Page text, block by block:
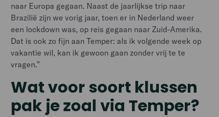
naar Europa gegaan. Naast de jaarlijkse trip naar
Brazilië zijn we vorig jaar, toen er in Nederland weer
een lockdown was, op reis gegaan naar Zuid-Amerika.
Dat is ook zo fijn aan Temper: als ik volgende week op
vakantie wil, kan ik gewoon gaan zonder vrij te te
vragen.”
Wat voor soort klussen
pak je zoal via Temper?